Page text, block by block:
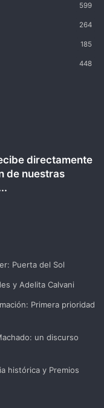
599
264
185
448
directamente
de nuestras
Puerta del Sol
y Adelita Calvani
Primera prioridad
un discurso
histórica y Premios